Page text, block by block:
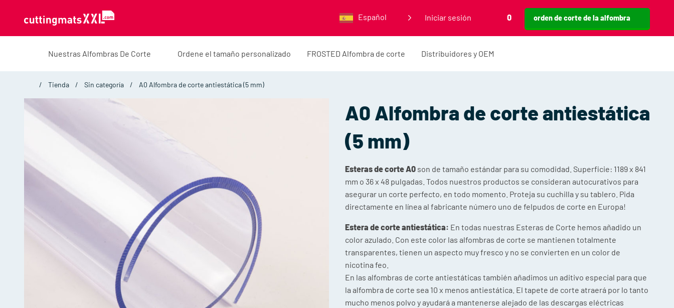
Español
Iniciar sesión 0 orden de corte de la alfombra
Nuestras Alfombras De Corte Ordene el tamaño personalizado FROSTED Alfombra de corte Distribuidores y OEM
Tienda Sin categoría A0 Alfombra de corte antiestática (5 mm)
A0 Alfombra de corte antiestática
(5 mm)
Esteras de corte A0 son de tamaño estándar para su comodidad. Superficie: 1189 x 841
mm o 36 x 48 pulgadas. Todos nuestros productos se consideran autocurativos para
asegurar un corte perfecto, en todo momento. Proteja su cuchilla y su tablero. Pida
directamente en línea al fabricante número uno de felpudos de corte en Europa!
Estera de corte antiestática: En todas nuestras Esteras de Corte hemos añadido un
color azulado. Con este color las alfombras de corte se mantienen totalmente
transparentes, tienen un aspecto muy fresco y no se convierten en un color de
nicotina feo.
En las alfombras de corte antiestáticas también añadimos un aditivo especial para que
la alfombra de corte sea 10 x menos antiestática. El tapete de corte atraerá por lo tanto
mucho menos polvo y ayudará a mantenerse alejado de las descargas eléctricas